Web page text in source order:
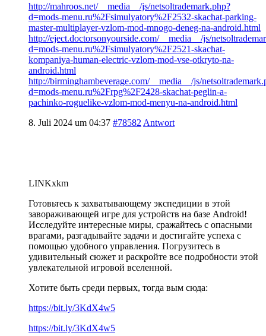
http://mahroos.net/__media__/js/netsoltrademark.php?
d=mods-menu.ru%2Fsimulyatory%2F2532-skachat-parking-
master-multiplayer-vzlom-mod-mnogo-deneg-na-android.html
http://eject.doctorsonyourside.com/__media__/js/
d=mods-menu.ru%2Fsimulyatory%2F2521-skachat-
kompaniya-human-electric-vzlom-mod-vse-otkryto-na-
android.html
http://birminghambeverage.com/__media__/js/
d=mods-menu.ru%2Frpg%2F2428-skachat-peglin-a-
pachinko-roguelike-vzlom-mod-menyu-na-android.html
8. Juli 2024 um 04:37 #78582 Antwort
LINKxkm
Готовьтесь к захватывающему экспедиции в этой
завораживающей игре для устройств на базе Android!
Исследуйте интересные миры, сражайтесь с опасными
врагами, разгадывайте задачи и достигайте успеха с
помощью удобного управления. Погрузитесь в
удивительный сюжет и раскройте все подробности этой
увлекательной игровой вселенной.
Хотите быть среди первых, тогда вым сюда:
https://bit.ly/3KdX4w5
https://bit.ly/3KdX4w5